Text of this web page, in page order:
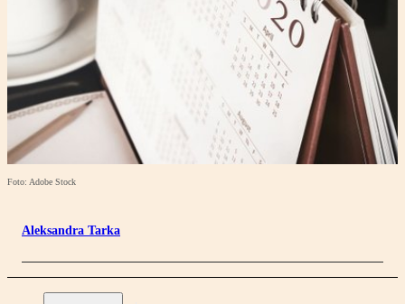
Foto: Adobe Stock
Aleksandra Tarka